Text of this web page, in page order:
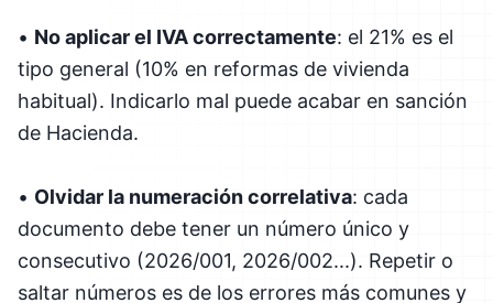
• No aplicar el IVA correctamente: el 21% es el
tipo general (10% en reformas de vivienda
habitual). Indicarlo mal puede acabar en sanción
de Hacienda.
• Olvidar la numeración correlativa: cada
documento debe tener un número único y
consecutivo (2026/001, 2026/002...). Repetir o
saltar números es de los errores más comunes y